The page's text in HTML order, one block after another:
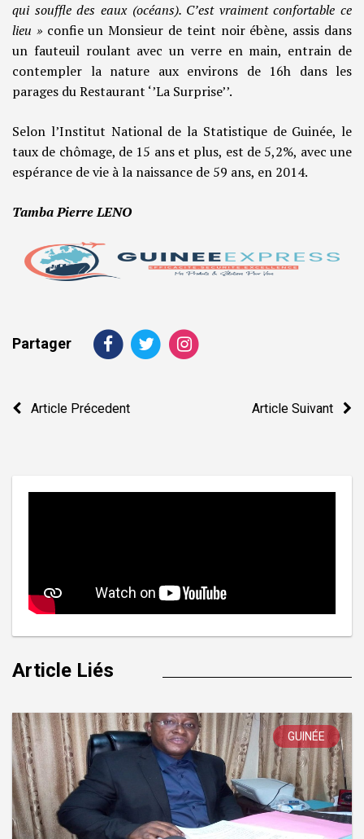
qui souffle des eaux (océans). C’est vraiment confortable ce
lieu »confie un Monsieur de teint noir ébène, assis dans
un fauteuil roulant avec un verre en main, entrain de
contempler la nature aux environs de 16h dans les
parages du Restaurant ‘’La Surprise’’.
Selon l’Institut National de la Statistique de Guinée, le
taux de chômage, de 15 ans et plus, est de 5,2%, avec une
espérance de vie à la naissance de 59 ans, en 2014.
Tamba Pierre LENO
Partager
Navigation
Article Précedent Article Suivant
Article Liés
GUINÉE